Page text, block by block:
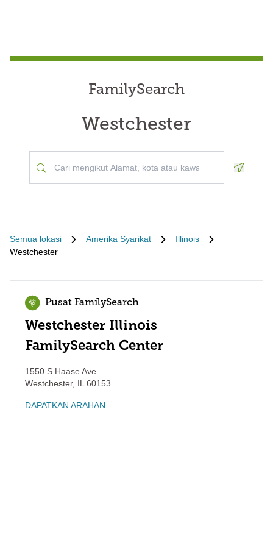
FamilySearch
Westchester
Semua lokasi Amerika Syarikat
Illinois
Westchester
Pusat FamilySearch
Westchester Illinois
FamilySearch Center
1550 S Haase Ave
Westchester, IL 60153
DAPATKAN ARAHAN